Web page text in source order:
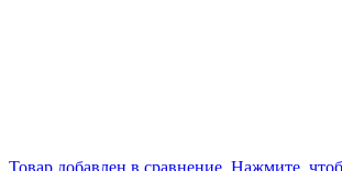
Товар добавлен в сравнение. Нажмите,